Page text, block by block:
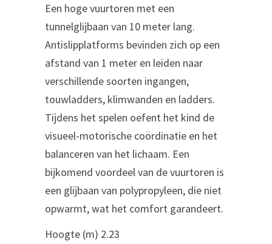
Een hoge vuurtoren met een
tunnelglijbaan van 10 meter lang.
Antislipplatforms bevinden zich op een
afstand van 1 meter en leiden naar
verschillende soorten ingangen,
touwladders, klimwanden en ladders.
Tijdens het spelen oefent het kind de
visueel-motorische coördinatie en het
balanceren van het lichaam. Een
bijkomend voordeel van de vuurtoren is
een glijbaan van polypropyleen, die niet
opwarmt, wat het comfort garandeert.
Hoogte (m) 2.23